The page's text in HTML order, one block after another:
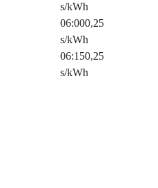
s/kWh
06:000,25
s/kWh
06:150,25
s/kWh